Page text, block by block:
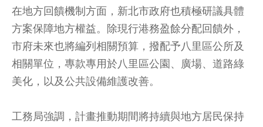
在地方回饋機制方面，新北市政府也積極研議具體
方案保障地方權益。除現行港務盈餘分配回饋外，
市府未來也將編列相關預算，撥配予八里區公所及
相關單位，專款專用於八里區公園、廣場、道路綠
美化，以及公共設備維護改善。
工務局強調，計畫推動期間將持續與地方居民保持